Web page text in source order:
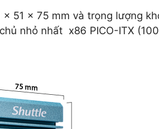
x 51 x 75 mm và trọng lượng
nhỏ nhất x86 PICO-ITX